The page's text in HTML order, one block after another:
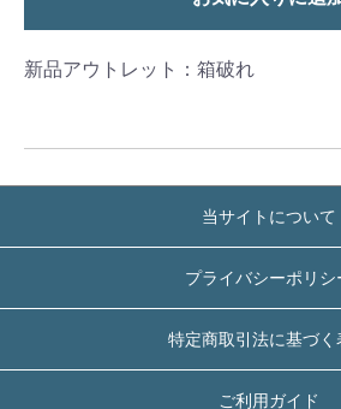
新品アウトレット：箱破れ
当サイトについて
プライバシーポリシ
特定商取引法に基づく
ご利用ガイド